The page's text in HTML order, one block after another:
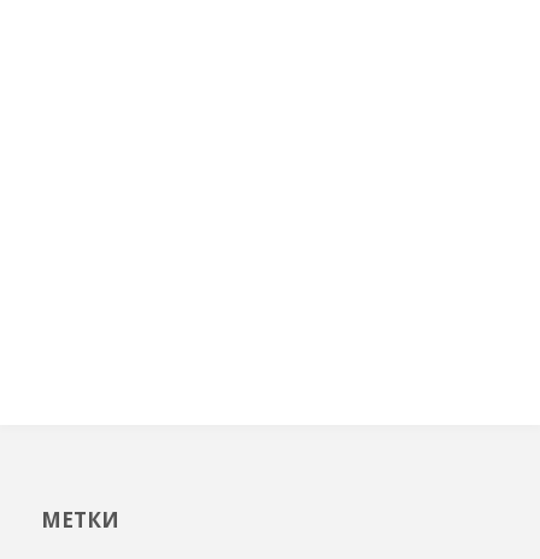
МЕТКИ